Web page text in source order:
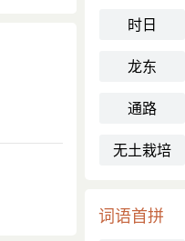
时日
龙东
通路
无土栽培
词语首拼